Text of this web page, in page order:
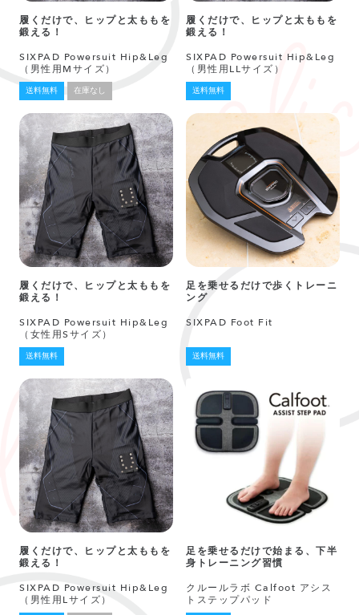
履くだけで、ヒップと太ももを
鍛える！
SIXPAD Powersuit Hip&Leg
（男性用Mサイズ）
送料無料 在庫なし
履くだけで、ヒップと太ももを
鍛える！
SIXPAD Powersuit Hip&Leg
（男性用LLサイズ）
送料無料
履くだけで、ヒップと太ももを
鍛える！
SIXPAD Powersuit Hip&Leg
（女性用Sサイズ）
送料無料
足を乗せるだけで歩くトレーニ
ング
SIXPAD Foot Fit
送料無料
履くだけで、ヒップと太ももを
鍛える！
SIXPAD Powersuit Hip&Leg
（男性用Lサイズ）
足を乗せるだけで始まる、下半
身トレーニング習慣
クルールラボ Calfoot アシス
トステップパッド